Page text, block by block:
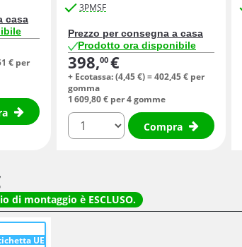
casa
€ per
3PMSF
Prezzo per consegna a casa
Prodotto ora disponibile
398,00 €
+ Ecotassa: (4,45€) =402,45€ per
gomma
1 609,80€ per 4 gomme
quantità
Compra
di montaggio è ESCLUSO.
UE